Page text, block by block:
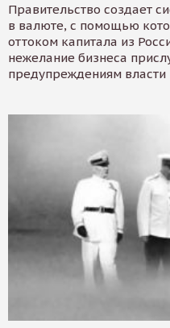
Правительство создает
в валюте, с помощью
оттоком капитала из
нежелание бизнеса
предупреждениям власти